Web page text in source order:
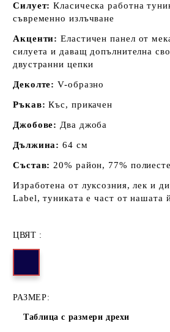
Силует:Класическа работна
съвременно излъчване
Акценти:Еластичен панел от
силуета и даващ допълнителна
двустранни цепки
Деколте:V-образно
Ръкав:Къс, прикачен
Джобове: Два джоба
Дължина:64 см
Състав: 20% район, 77%
Изработена от луксозния, лек и
Label, туниката е част от нашата
ЦВЯТ :
РАЗМЕР:
Таблица с размери дрехи